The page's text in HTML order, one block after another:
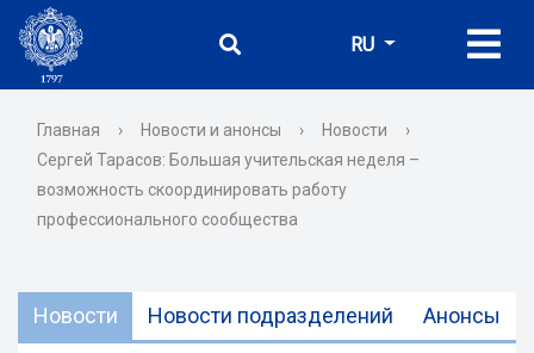
RU
Главная › Новости и анонсы › Новости
›
Сергей Тарасов: Большая учительская неделя –
возможность скоординировать работу
профессионального сообщества
Новости Новости подразделений Анонсы